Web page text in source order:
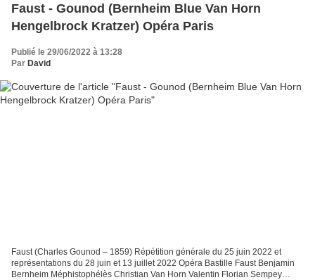
Faust - Gounod (Bernheim Blue Van Horn
Hengelbrock Kratzer) Opéra Paris
Publié le 29/06/2022 à 13:28
Par David
Faust (Charles Gounod – 1859) Répétition générale du 25 juin 2022 et
représentations du 28 juin et 13 juillet 2022 Opéra Bastille Faust Benjamin
Bernheim Méphistophélès Christian Van Horn Valentin Florian Sempey